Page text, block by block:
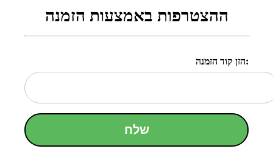
ההצטרפות באמצעות הזמנה
הזן קוד הזמנה:
שלח